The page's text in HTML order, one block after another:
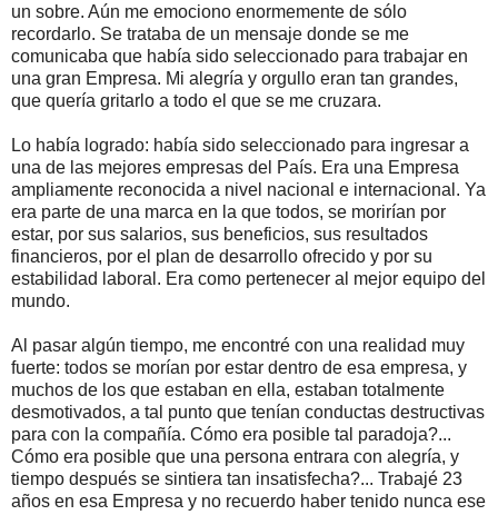
un sobre. Aún me emociono enormemente de sólo
recordarlo. Se trataba de un mensaje donde se me
comunicaba que había sido seleccionado para trabajar en
una gran Empresa. Mi alegría y orgullo eran tan grandes,
que quería gritarlo a todo el que se me cruzara.
Lo había logrado: había sido seleccionado para ingresar a
una de las mejores empresas del País. Era una Empresa
ampliamente reconocida a nivel nacional e internacional. Ya
era parte de una marca en la que todos, se morirían por
estar, por sus salarios, sus beneficios, sus resultados
financieros, por el plan de desarrollo ofrecido y por su
estabilidad laboral. Era como pertenecer al mejor equipo del
mundo.
Al pasar algún tiempo, me encontré con una realidad muy
fuerte: todos se morían por estar dentro de esa empresa, y
muchos de los que estaban en ella, estaban totalmente
desmotivados, a tal punto que tenían conductas destructivas
para con la compañía. Cómo era posible tal paradoja?...
Cómo era posible que una persona entrara con alegría, y
tiempo después se sintiera tan insatisfecha?... Trabajé 23
años en esa Empresa y no recuerdo haber tenido nunca ese